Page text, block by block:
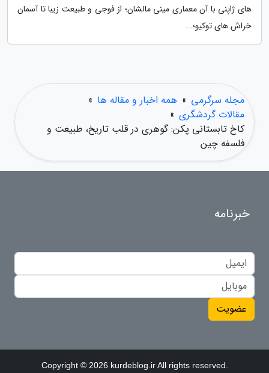
های ژاپنی با آن معماری مینی مالشان؛ از فوجی و طبیعت زیبا تا آسمان
خراش های توکیو؛...
مجله سرگرمی » همه اخبار و مقاله ها »
مقالات گردشگری »
کاخ تابستانی پکن: گوهری در قلب تاریخ، طبیعت و
فلسفه چین
خبرنامه
عضویت
Copyright © 2026 kurdeblog.ir All rights reserved.